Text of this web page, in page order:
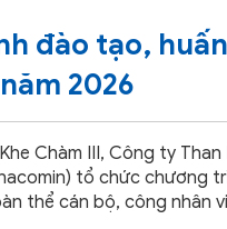
đào tạo,
2026
III, Công ty Than
tổ chức chương
thể cán bộ, công nhân